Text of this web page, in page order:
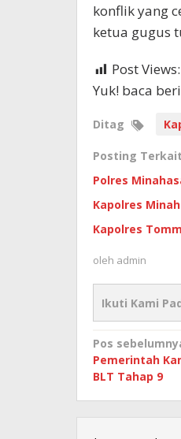
konflik yang
ketua gugus
Post Views:
Yuk! baca
Ditag
Posting Terkait
Polres
Kapolres
Kapolres
oleh admin
Ikuti Kami
Navigasi
pos
Pos
Pemerintah
BLT Tahap 9